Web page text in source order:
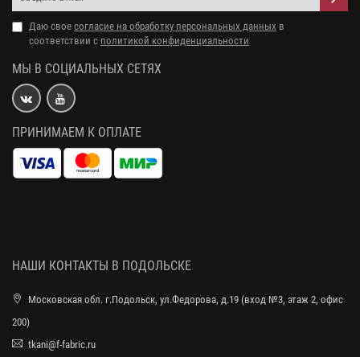
Даю свое согласие на обработку персональных данных в
соответствии с политикой конфиденциальности
МЫ В СОЦИАЛЬНЫХ СЕТЯХ
ПРИНИМАЕМ К ОПЛАТЕ
НАШИ КОНТАКТЫ В ПОДОЛЬСКЕ
Московская обл. г.Подольск, ул.Федорова, д.19 (вход №3, этаж 2, офис
200)
tkani@f-fabric.ru